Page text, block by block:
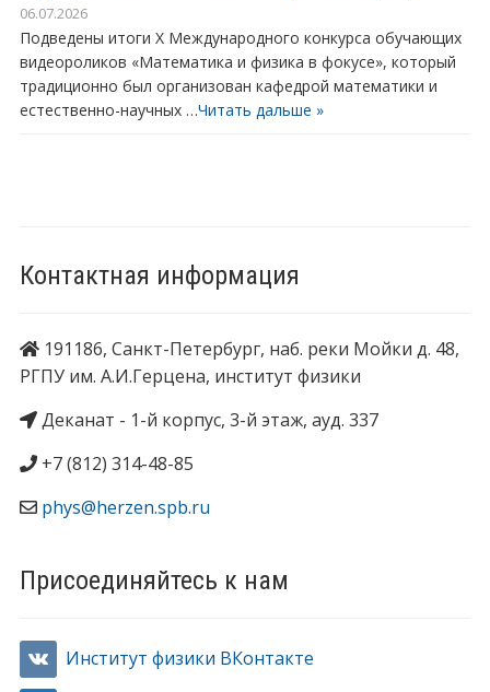
06.07.2026
Подведены итоги X Международного конкурса обучающих
видеороликов «Математика и физика в фокусе», который
традиционно был организован кафедрой математики и
естественно-научных …Читать дальше »
Контактная информация
191186, Санкт-Петербург, наб. реки Мойки д. 48,
РГПУ им. А.И.Герцена, институт физики
Деканат - 1-й корпус, 3-й этаж, ауд. 337
+7 (812) 314-48-85
phys@herzen.spb.ru
Присоединяйтесь к нам
Институт физики ВКонтакте